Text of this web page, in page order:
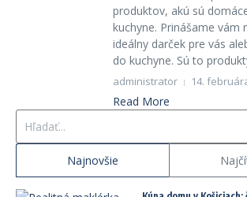
produktov, akú sú
kuchyne. Prinášame vám
ideálny darček pre vás
do kuchyne. Sú to
administrator 14.
Read More
Najnovšie